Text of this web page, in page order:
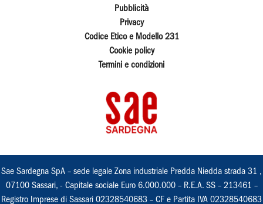
Pubblicità
Privacy
Codice Etico e Modello 231
Cookie policy
Termini e condizioni
Sae Sardegna SpA – sede legale Zona industriale Predda Niedda strada 31 ,
07100 Sassari, - Capitale sociale Euro 6.000.000 – R.E.A. SS – 213461 –
Registro Imprese di Sassari 02328540683 – CF e Partita IVA 02328540683